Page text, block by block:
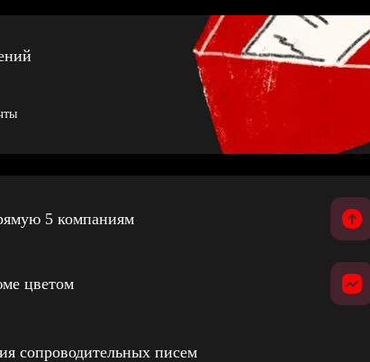
5 компаниям
цветом
сопроводительных писем